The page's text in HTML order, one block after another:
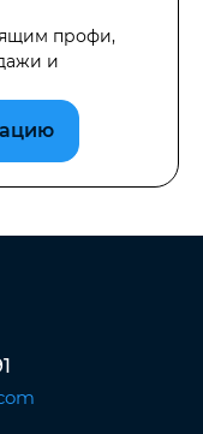
профи,
и